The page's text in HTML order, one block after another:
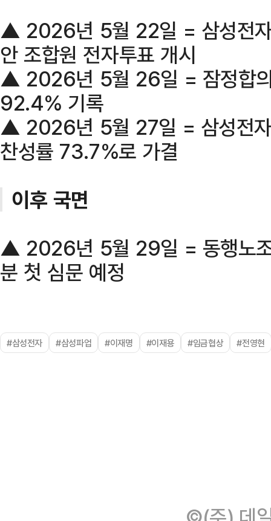
▲ 2026년 5월 22일 = 삼성전자
안 조합원 전자투표 개시
▲ 2026년 5월 26일 = 잠정합의
92.4% 기록
▲ 2026년 5월 27일 = 삼성전자
찬성률 73.7%로 가결
이후 국면
▲ 2026년 5월 29일 = 동행노조
분 첫 심문 예정
#삼성전자 #삼성파업 #이재명 #이재용 #임금협상 #전영현